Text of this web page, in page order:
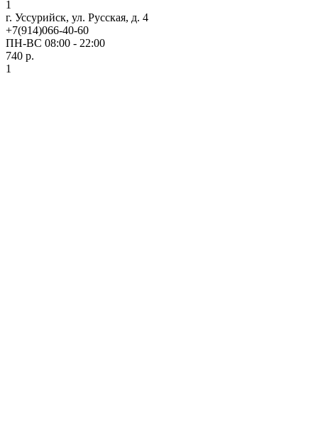
1
г. Уссурийск, ул. Русская, д. 4
+7(914)066-40-60
ПН-ВС 08:00 - 22:00
740 р.
1